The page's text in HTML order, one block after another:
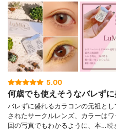
5.00
何歳でも使えそうなバレず
バレずに盛れるカラコンの元祖と
されたサークルレンズ、カラーは
回の写真でもわかるように、本…続